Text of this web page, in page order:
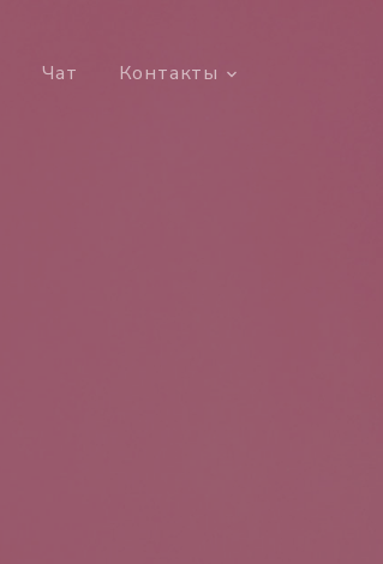
Чат Контакты